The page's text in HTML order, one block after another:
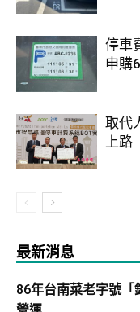
停車
申購
取代
上路
最新消息
86年台南菜老字號